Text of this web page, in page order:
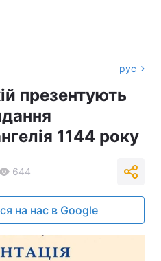
рус
презентують
1144 року
644
на нас в Google